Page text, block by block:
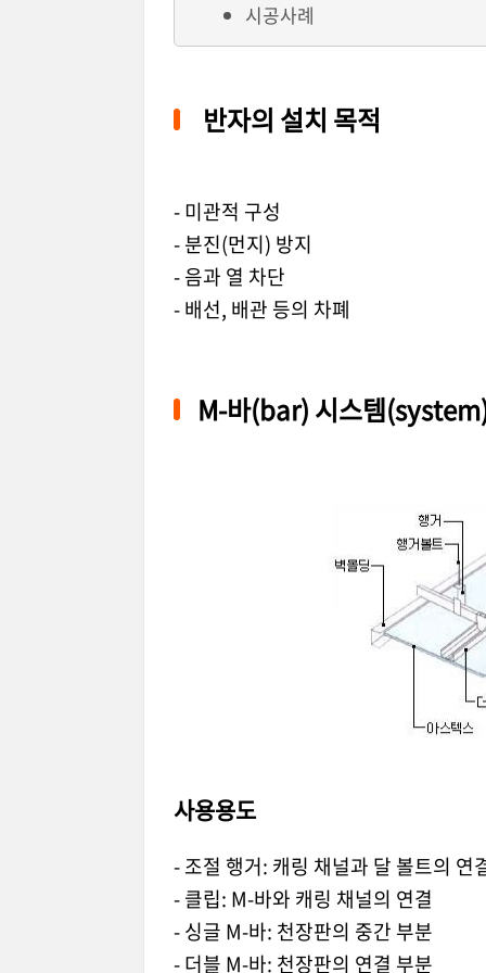
시공사례
반자의 설치 목적
- 미관적 구성
- 분진(먼지) 방지
- 음과 열 차단
- 배선, 배관 등의 차폐
M-바(bar) 시스템
사용용도
- 조절 행거: 캐링 채널과 달 볼트의 연
- 클립: M-바와 캐링 채널의 연결
- 싱글 M-바: 천장판의 중간 부분
- 더블 M-바: 천장판의 연결 부분